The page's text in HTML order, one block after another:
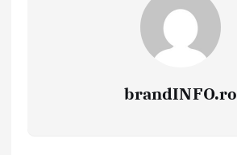
brandINFO.ro